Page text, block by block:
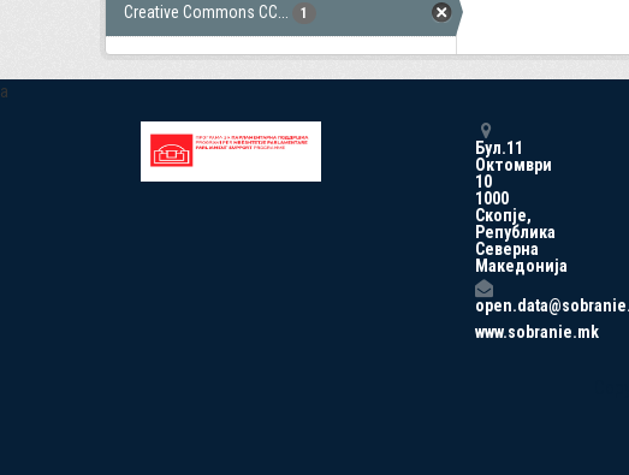
Creative Commons CC... 1
a
Бул.11
Октомври
10
1000
Скопје,
Република
Северна
Македонија
www.sobranie.mk